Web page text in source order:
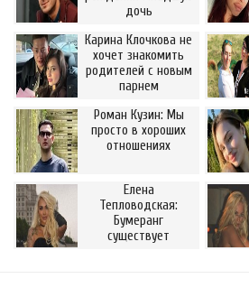
дочь
Карина Клочкова не
хочет знакомить
родителей с новым
парнем
Роман Кузин: Мы
просто в хороших
отношениях
Елена
Тепловодская:
Бумеранг
существует